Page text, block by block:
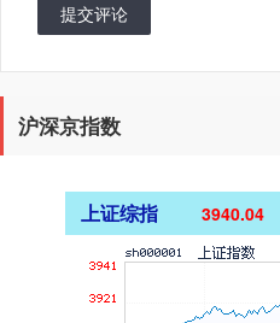
提交评论
沪深京指数
上证综指 3940.04